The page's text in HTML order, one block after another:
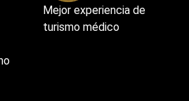
Mejor experiencia de
turismo médico